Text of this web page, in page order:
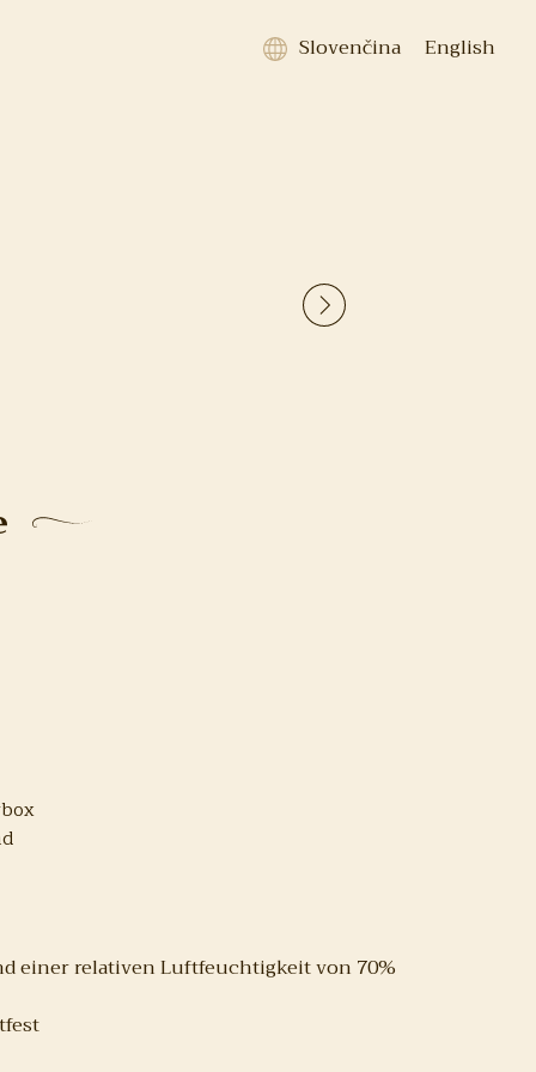
Slovenčina English
einer relativen Luftfeuchtigkeit von 70%